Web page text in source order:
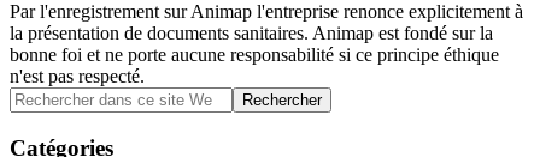
Par l'enregistrement sur Animap l'entreprise renonce explicitement à
la présentation de documents sanitaires. Animap est fondé sur la
bonne foi et ne porte aucune responsabilité si ce principe éthique
n'est pas respecté.
Barre
latérale
Rechercher
dans
ce
Catégories